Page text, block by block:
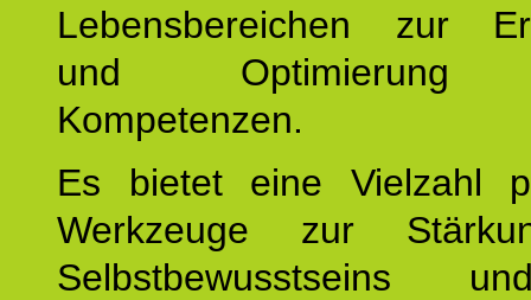
Lebensbereichen zur
und Optimierung
Kompetenzen.
Es bietet eine Vielzahl
Werkzeuge zur
Selbstbewusstseins